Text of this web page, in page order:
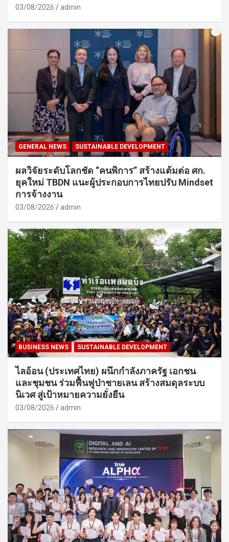
03/08/2026 admin
GENERAL NEWS SUSTAINABLE DEVELOPMENT
ผลวิจัยระดับโลกชัด “คนพิการ” สร้างแต้มต่อ ศก.
ยุคใหม่ TBDN แนะผู้ประกอบการไทยปรับ Mindset
การจ้างงาน
03/08/2026 admin
BUSINESS NEWS SUSTAINABLE DEVELOPMENT
ไลอ้อน (ประเทศไทย) ผนึกกำลังภาครัฐ เอกชน
และชุมชน ร่วมฟื้นฟูป่าชายเลน สร้างสมดุลระบบ
นิเวศ สู่เป้าหมายความยั่งยืน
03/08/2026 admin